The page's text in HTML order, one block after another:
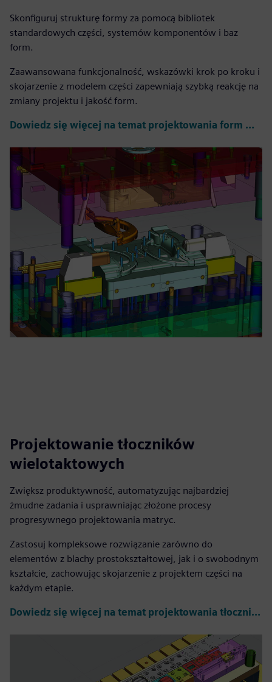
Skonfiguruj strukturę formy za pomocą bibliotek
standardowych części, systemów komponentów i baz
form.
Zaawansowana funkcjonalność, wskazówki krok po kroku i
skojarzenie z modelem części zapewniają szybką reakcję na
zmiany projektu i jakość form.
Dowiedz się więcej na temat projektowania form wtryskowych
Projektowanie tłoczników
wielotaktowych
Zwiększ produktywność, automatyzując najbardziej
żmudne zadania i usprawniając złożone procesy
progresywnego projektowania matryc.
Zastosuj kompleksowe rozwiązanie zarówno do
elementów z blachy prostokształtowej, jak i o swobodnym
kształcie, zachowując skojarzenie z projektem części na
każdym etapie.
Dowiedz się więcej na temat projektowania tłoczników wielotaktowych